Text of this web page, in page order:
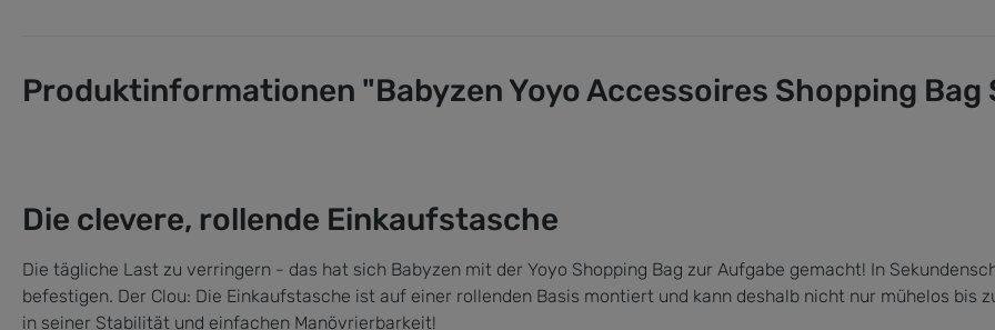
Produktinformationen "Babyzen Yoyo Accessoires Shopping Bag
Die clevere, rollende Einkaufstasche
Die tägliche Last zu verringern - das hat sich Babyzen mit der Yoyo Shopping Bag zur Aufgabe gemacht! In
befestigen. Der Clou: Die Einkaufstasche ist auf einer rollenden Basis montiert und kann deshalb nicht nur mühelos bis
in seiner Stabilität und einfachen Manövrierbarkeit!